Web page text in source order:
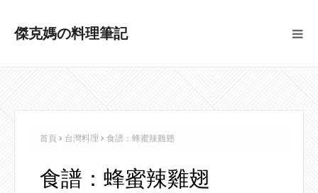
傑克媽の料理筆記
首頁 台灣料理 食譜：蜂蜜辣雞翅
食譜：蜂蜜辣雞翅